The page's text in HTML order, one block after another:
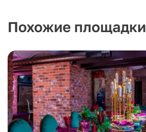
Похожие площадки